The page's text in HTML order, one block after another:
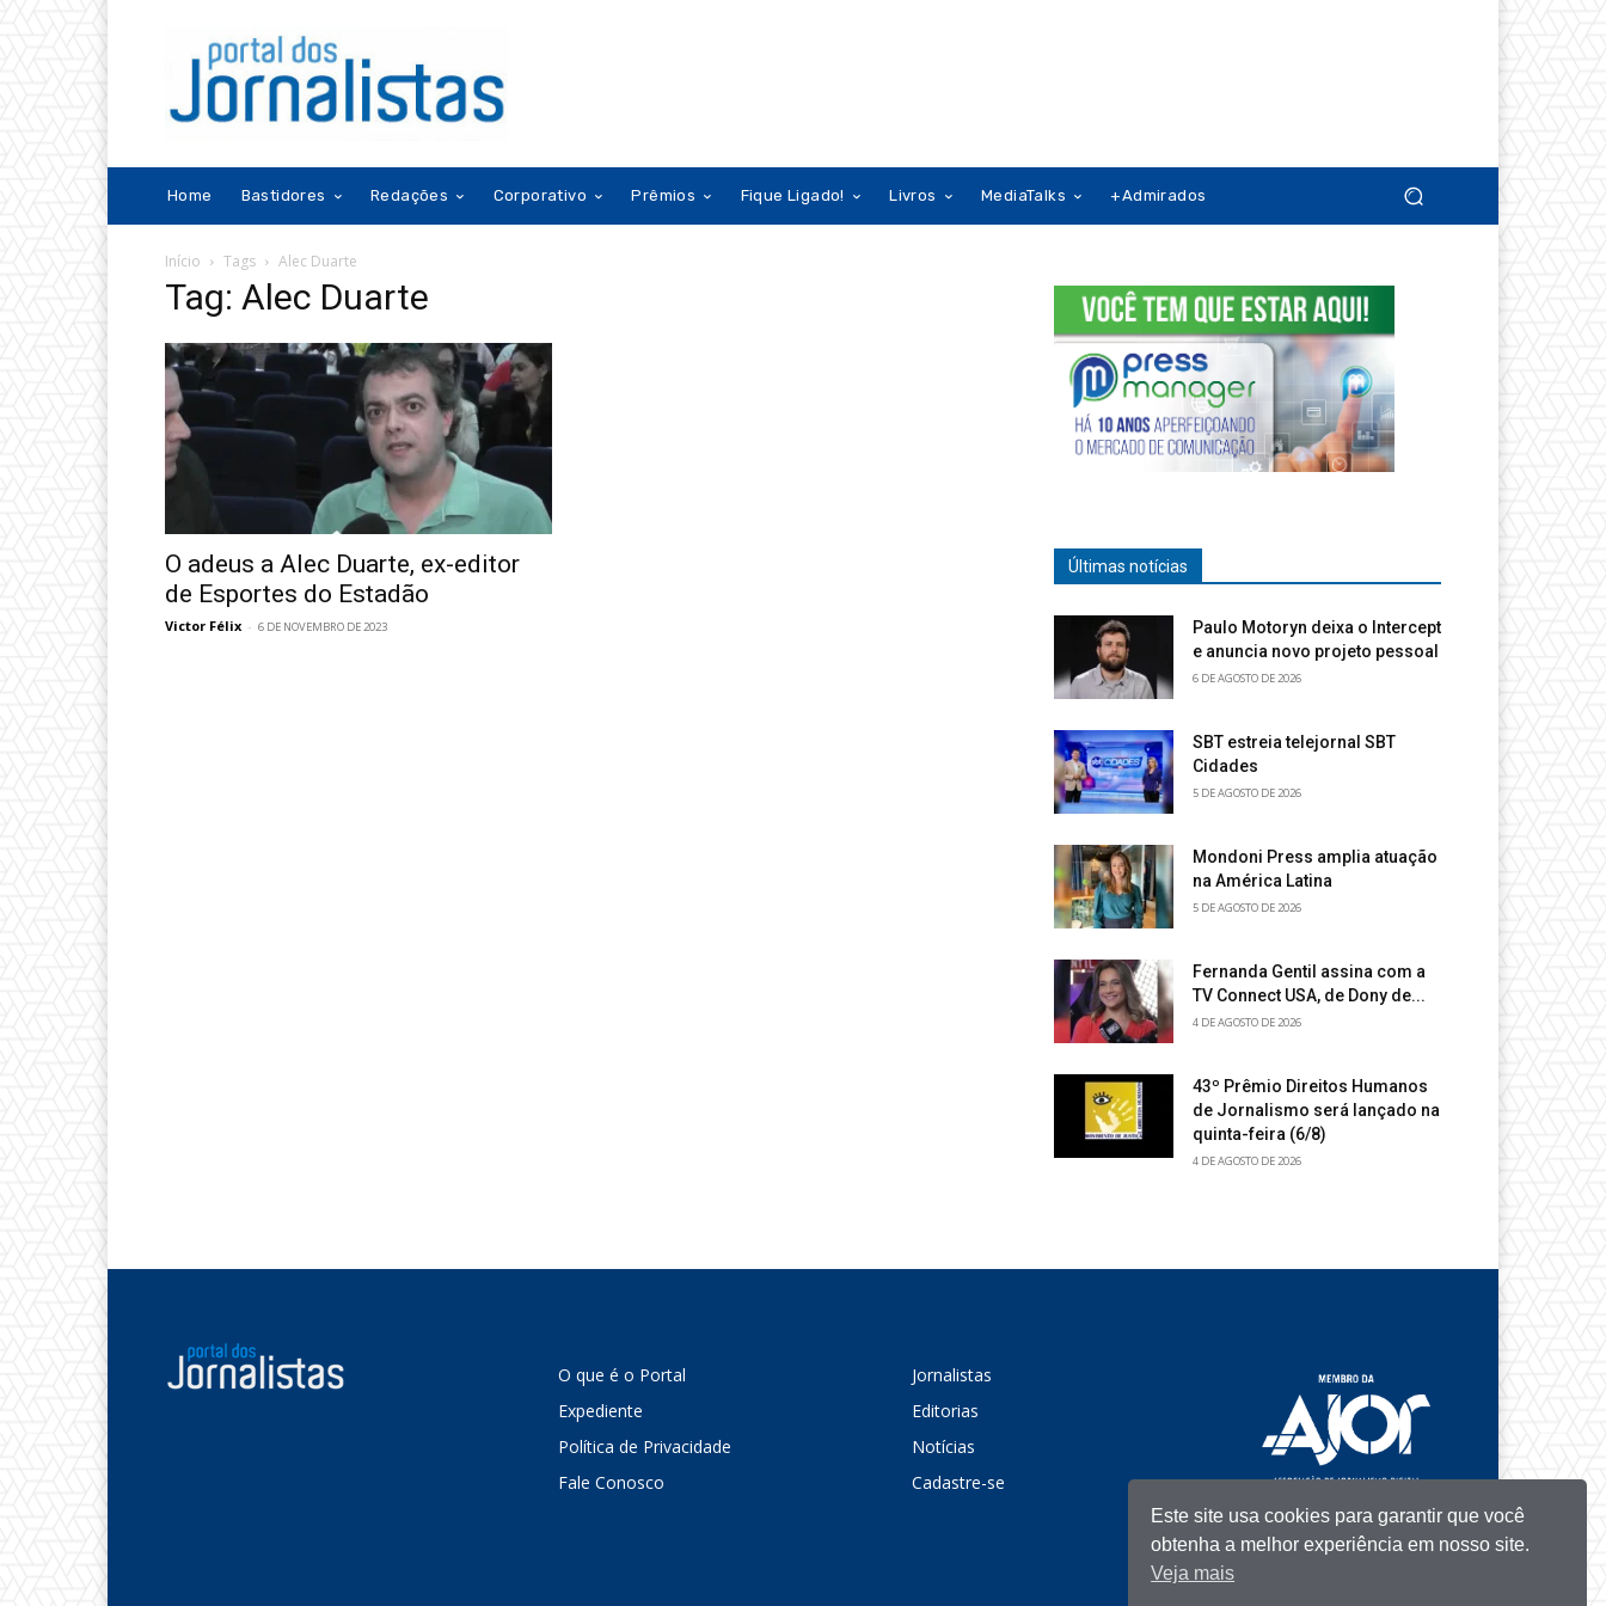
Home Bastidores Redações Corporativo Prêmios Fique Ligado! Livros MediaTalks +Admirados
Início Tags Alec Duarte
Tag: Alec Duarte
O adeus a Alec Duarte, ex-editor
de Esportes do Estadão
Victor Félix - 6 DE NOVEMBRO DE 2023
Últimas notícias
Paulo Motoryn deixa o Intercept
e anuncia novo projeto pessoal
6 DE AGOSTO DE 2026
SBT estreia telejornal SBT
Cidades
5 DE AGOSTO DE 2026
Mondoni Press amplia atuação
na América Latina
5 DE AGOSTO DE 2026
Fernanda Gentil assina com a
TV Connect USA, de Dony de...
4 DE AGOSTO DE 2026
43º Prêmio Direitos Humanos
de Jornalismo será lançado na
quinta-feira (6/8)
4 DE AGOSTO DE 2026
O que é o Portal
Expediente
Política de Privacidade
Fale Conosco
Jornalistas
Editorias
Notícias
Cadastre-se
Este site usa cookies para garantir que você
obtenha a melhor experiência em nosso site.
Veja mais